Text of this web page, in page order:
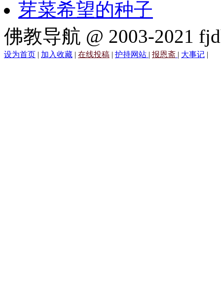
芽菜希望的种子
佛教导航 @ 2003-2021
设为首页 | 加入收藏 | 在线投稿 | 护持网站 | 报恩斋 | 大事记 |